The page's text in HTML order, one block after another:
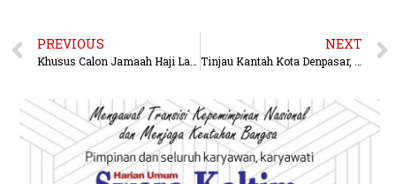
PREVIOUS
Khusus Calon Jamaah Haji Lanjut Usia, DPRD Minta Kemenag Lebih Selektif Periksa Kesehatannya
NEXT
Tinjau Kantah Kota Denpasar, Wamen ATR/Waka BPN Tekankan Pentingnya Budaya Melayani